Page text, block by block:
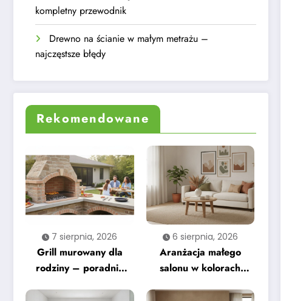
kompletny przewodnik
Drewno na ścianie w małym metrażu –
najczęstsze błędy
Rekomendowane
7 sierpnia, 2026
Grill murowany dla
rodziny – poradnik
6 sierpnia, 2026
Aranżacja małego
salonu w kolorach